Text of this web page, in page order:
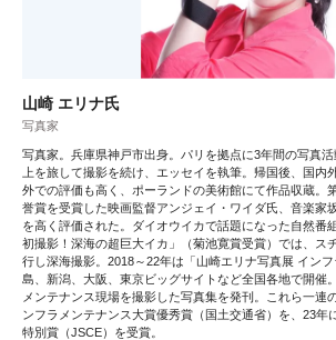
山崎 エリナ氏
写真家
写真家。兵庫県神戸市出身。パリを拠点に3年間の写真
上を旅して撮影を続け、エッセイを執筆。帰国後、国内
外での評価も高く、ポーランドの美術館にて作品収蔵。
誉賞を受賞した映画監督アンジェイ・ワイダ氏、音楽家
を高く評価された。ダイオウイカで話題になった自然番
初撮影！深海の超巨大イカ」（菊池寛賞受賞）では、ス
行し深海撮影。2018～22年は「山崎エリナ写真展 イン
島、新潟、大阪、東京ビッグサイトなど全国各地で開催
メンテナンス現場を撮影した写真集を発刊。これら一連
ンフラメンテナンス大賞優秀賞（国土交通省）を、23年
特別賞（JSCE）を受賞。